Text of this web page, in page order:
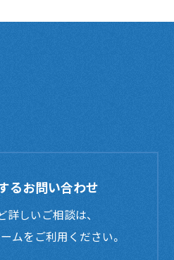
るお問い合わせ
詳しいご相談は、
ムをご利用ください。